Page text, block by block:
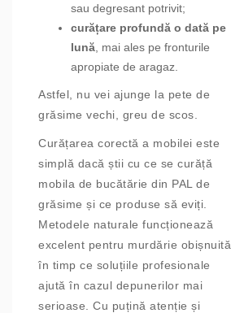
sau degresant potrivit;
curățare profundă o dată pe
lună , mai ales pe fronturile
apropiate de aragaz.
Astfel, nu vei ajunge la pete de
grăsime vechi, greu de scos.
Curățarea corectă a mobilei este
simplă dacă știi cu ce se curăță
mobila de bucătărie din PAL de
grăsime și ce produse să eviți.
Metodele naturale funcționează
excelent pentru murdărie obișnuită,
în timp ce soluțiile profesionale
ajută în cazul depunerilor mai
serioase. Cu puțină atenție și